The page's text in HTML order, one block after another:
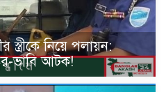
স্ত্রীকে নিয়ে পলায়ন:
ভাবি আটক!